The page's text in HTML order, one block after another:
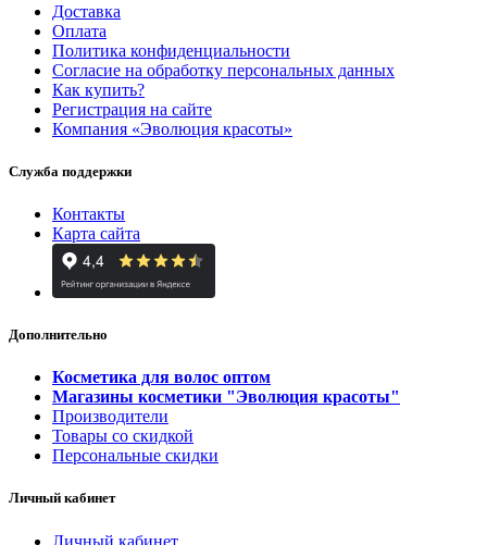
Доставка
Оплата
Политика конфиденциальности
Согласие на обработку персональных данных
Как купить?
Регистрация на сайте
Компания «Эволюция красоты»
Служба поддержки
Контакты
Карта сайта
Дополнительно
Косметика для волос оптом
Магазины косметики "Эволюция красоты"
Производители
Товары со скидкой
Персональные скидки
Личный кабинет
Личный кабинет